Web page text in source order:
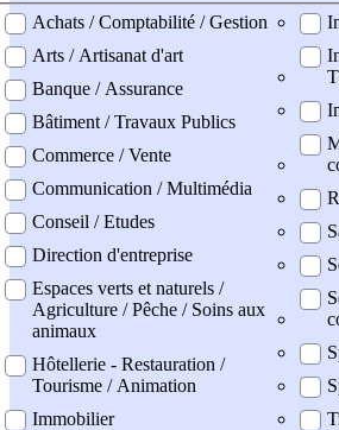
professionel
Achats / Comptabilité / Gestion
Arts / Artisanat d'art
Banque / Assurance
Bâtiment / Travaux Publics
Commerce / Vente
Communication / Multimédia
Conseil / Etudes
Direction d'entreprise
Espaces verts et naturels /
Agriculture / Pêche / Soins aux
animaux
Hôtellerie - Restauration /
Tourisme / Animation
Immobilier